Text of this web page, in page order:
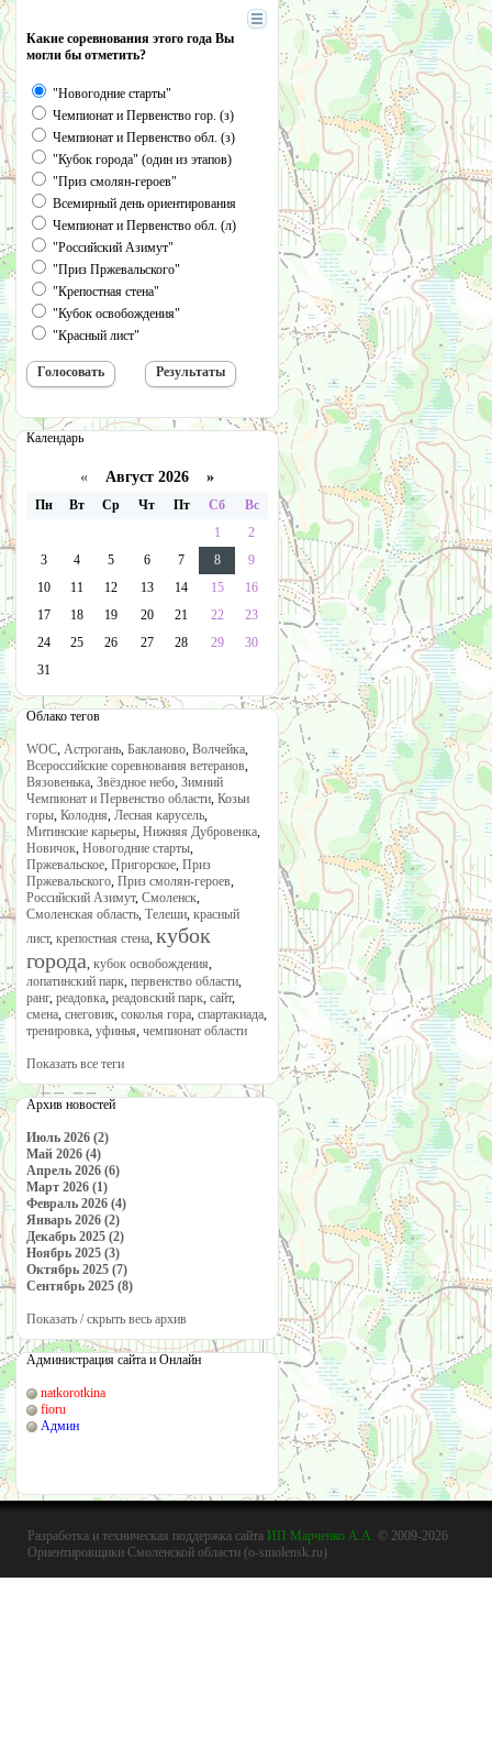
Какие соревнования этого года Вы
могли бы отметить?
"Новогодние старты"
Чемпионат и Первенство гор. (з)
Чемпионат и Первенство обл. (з)
"Кубок города" (один из этапов)
"Приз смолян-героев"
Всемирный день ориентирования
Чемпионат и Первенство обл. (л)
"Российский Азимут"
"Приз Пржевальского"
"Крепостная стена"
"Кубок освобождения"
"Красный лист"
Календарь
« Август 2026 »
Пн Вт Ср Чт Пт Сб
Вс
1
2
3
4 5 6 7 8
9
10
11 12 13 14 15
16
17
18 19 20 21 22
23
24
25 26 27 28 29
30
31
Облако тегов
WOC, Астрогань, Бакланово, Волчейка,
Всероссийские соревнования ветеранов,
Вязовенька, Звёздное небо, Зимний
Чемпионат и Первенство области, Козьи
горы, Колодня, Лесная карусель,
Митинские карьеры, Нижняя Дубровенка,
Новичок, Новогодние старты,
Пржевальское, Пригорское, Приз
Пржевальского, Приз смолян-героев,
Российский Азимут, Смоленск,
Смоленская область, Телеши, красный
лист, крепостная стена, кубок
города, кубок освобождения,
лопатинский парк, первенство области,
ранг, реадовка, реадовский парк, сайт,
смена, снеговик, соколья гора, спартакиада,
тренировка, уфинья, чемпионат области
Показать все теги
Архив новостей
Июль 2026 (2)
Май 2026 (4)
Апрель 2026 (6)
Март 2026 (1)
Февраль 2026 (4)
Январь 2026 (2)
Декабрь 2025 (2)
Ноябрь 2025 (3)
Октябрь 2025 (7)
Сентябрь 2025 (8)
Показать / скрыть весь архив
Администрация сайта и Онлайн
natkorotkina
fioru
Админ
Разработка и техническая поддержка сайта ИП Марченко А.А. © 2009-2026
Ориентировщики Смоленской области (o-smolensk.ru)